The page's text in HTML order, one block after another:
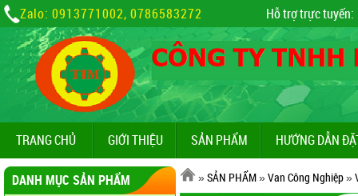
Zalo: 0913771002, 0786583272 Hỗ trợ trực tuyến:
TRANG CHỦ GIỚI THIỆU SẢN PHẨM HƯỚNG DẪN
DANH MỤC SẢN PHẨM
»SẢN PHẨM»Van Công Nghiệp»